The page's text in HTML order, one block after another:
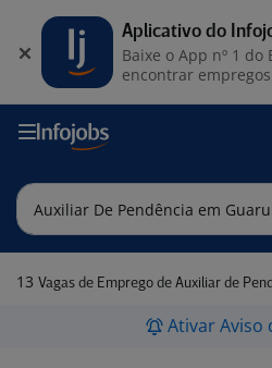
13 Vagas de Emprego de Auxiliar de
Ativar Aviso
Aplicativo do
Baixe o App nº 1 do
encontrar empregos